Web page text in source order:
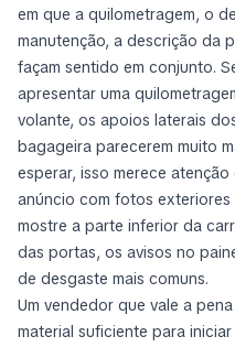
em que a quilometragem, o
manutenção, a descrição da
façam sentido em conjunto.
apresentar uma
volante, os apoios laterais
bagageira parecerem muito
esperar, isso merece
anúncio com fotos exteriores
mostre a parte inferior da
das portas, os avisos no
de desgaste mais comuns.
Um vendedor que vale a
material suficiente para